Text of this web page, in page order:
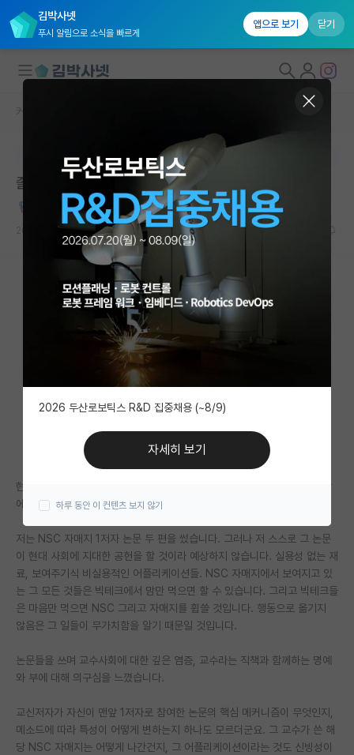
김박사넷
푸시 알림으로 소식을 빠르게
앱으로 보기 닫기
국내대학원 정보
연구실&오픈랩
커뮤니티
커뮤니티 홈
전체글보기
베스트 게시판
IF 명예의전당
자유 게시판(아무개랩)
미국 유학 게시판
미국 대학원 합격 후기 게시판
대학원 합격 후기 게시판
연구실(PI) 홍보 게시판
석박사 채용 정보 게시판
임용 정보 게시판
취업 게시판
PI 전용 게시판
커뮤니티 홈
본문이 수정되지 않는 박제글입니다.
졸업, 학계를 떠나며
밝은 유클리드
2025.10.12 24 15145
현대사회에선 전문가는 교수라는 포지션보다는 빅테크에서 오래 일한 사람
에 가까운 듯 합니다.
저는 NSC 자매지 1저자 논문 두 편을 썼습니다. 그러나 저 스스로 그 논문
이 현대 사회에 지대한 공헌을 할 것이라 예상하지 않습니다. 실용성 없는 재
료, 보여주기식 비실용적인 어플리케이션들. NSC 자매지에서 보여지고 있
는 그 모든 것들은 빅테크에서 맘만 먹으면 할 수 있습니다. 그리고 빅테크들
은 마음만 먹으면 NSC 그리고 자매지를 휩쓸 것입니다. 행동으로 옮기지
않음은 그 일들이 무가치함을 알기 때문일 것입니다.
논문들을 쓰며 교수사회에 대한 깊은 염증, 교수라는 직책과 함께하는 명예
와 부에 대해 의구심을 느꼈습니다.
교신저자가 자신이 맨앞 1저자로 참여한 논문의 핵심 메커니즘이 무엇인지,
메소드에 따라 특성이 어떻게 변하는지 하나도 모르더군요. 그 교수가 쓴 해
당 NSC 자매지는 어떻게 나간건지, 그 어플리케이션이라는 것도 신빙성이
2026 두산로보틱스 R&D 집중채용 (~8/9)
자세히 보기
하루 동안 이 컨텐츠 보지 않기